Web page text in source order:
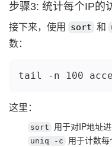
步骤3: 统计每个IP的
接下来，使用 sort 和
数：
tail -n 100
这里：
sort 用于对IP地址进
uniq -c 用于计数每